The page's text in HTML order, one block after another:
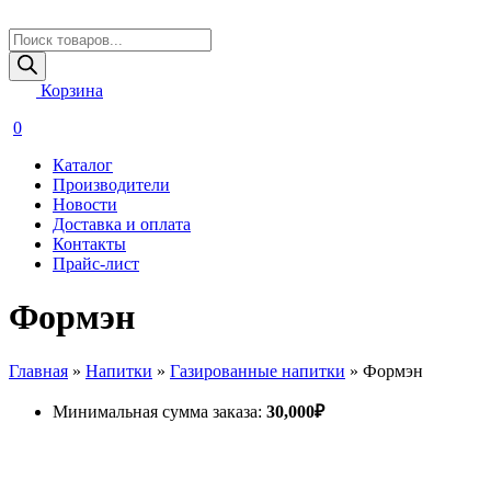
Поиск
товаров
Корзина
0
Каталог
Производители
Новости
Доставка и оплата
Контакты
Прайс-лист
Формэн
Главная » Напитки » Газированные напитки » Формэн
Минимальная сумма заказа: 30,000₽